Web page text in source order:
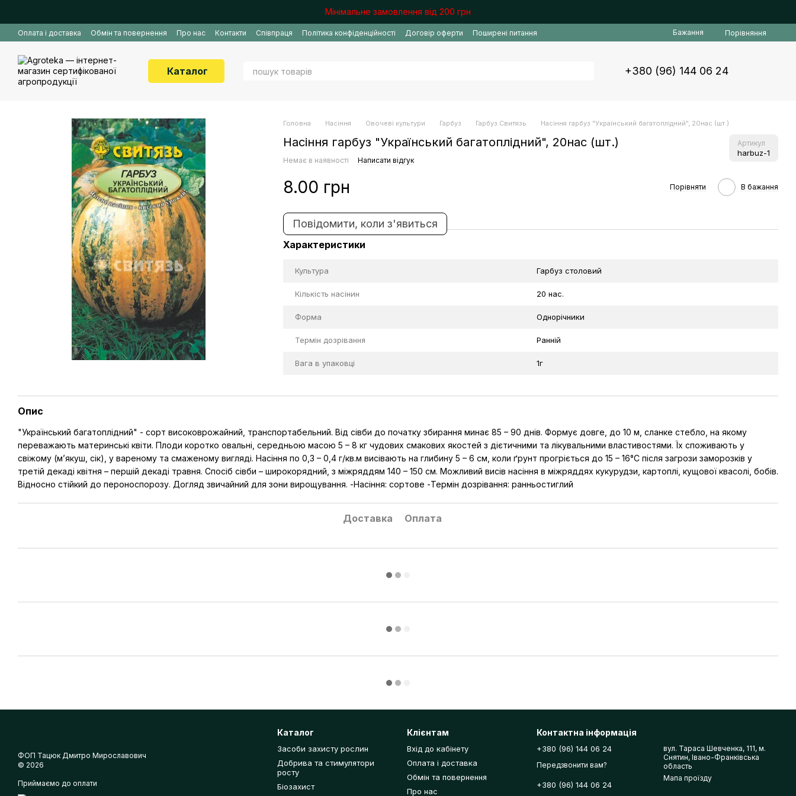
Мінімальне замовлення від 200 грн
Оплата і доставка Обмін та повернення Про нас Контакти Співпраця Політика конфіденційності Договір оферти Поширені питання Бажання Порівняння
Каталог +380 (96) 144 06 24
Головна Насіння Овочеві культури Гарбуз Гарбуз Свитязь Насіння гарбуз "Український багатоплiдний", 20нас (шт.)
Насіння гарбуз "Український багатоплiдний", 20нас (шт.) Артикул
harbuz-1
Немає в наявності Написати відгук
8.00 грн Порівняти В бажання
Повідомити, коли з'явиться
Характеристики
Культура Гарбуз столовий
Кількість насінин 20 нас.
Форма Однорічники
Термін дозрівання Ранній
Вага в упаковці 1г
Опис
"Український багатоплiдний" - сорт високоврожайний, транспортабельний. Від сівби до початку збирання минає 85 – 90 днів. Формує довге, до 10 м, сланке стебло, на якому
переважають материнські квіти. Плоди коротко овальні, середньою масою 5 – 8 кг чудових смакових якостей з дієтичними та лікувальними властивостями. Їх споживають у
свіжому (м’якуш, сік), у вареному та смаженому вигляді. Насіння по 0,3 – 0,4 г/кв.м висівають на глибину 5 – 6 см, коли ґрунт прогріється до 15 – 16°С після загрози заморозків у
третій декаді квітня – першій декаді травня. Спосіб сівби – широкорядний, з міжряддям 140 – 150 см. Можливий висів насіння в міжряддях кукурудзи, картоплі, кущової квасолі, бобів.
Відносно стійкий до пероноспорозу. Догляд звичайний для зони вирощування. -Насіння: сортове -Термін дозрівання: ранньостиглий
Доставка Оплата
ФОП Тацюк Дмитро Мирославович
© 2026
Приймаємо до оплати
Каталог
Засоби захисту рослин
Добрива та стимулятори
росту
Біозахист
Клієнтам
Вхід до кабінету
Оплата і доставка
Обмін та повернення
Про нас
Контактна інформація
+380 (96) 144 06 24
Передзвонити вам?
+380 (96) 144 06 24
вул. Тараса Шевченка, 111, м.
Снятин, Івано-Франківська
область
Мапа проїзду